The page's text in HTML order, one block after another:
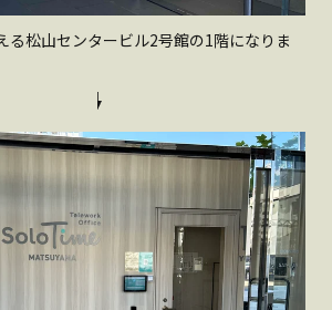
る松山センタービル2号館の1階になりま